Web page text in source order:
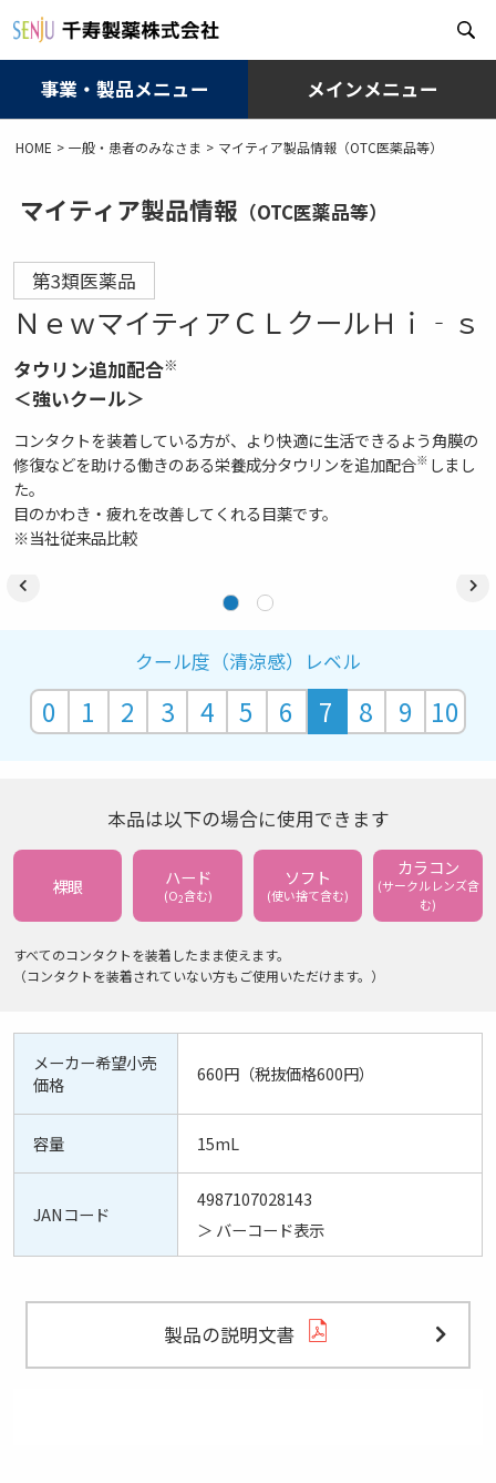
ン
ツ
動
事業・製品メニュー メインメニュー
HOME 一般・患者のみなさま マイティア製品情報（OTC医薬品等）
マイティア製品情報 （OTC医薬品等）
第3類医薬品
ＮｅｗマイティアＣＬクールＨｉ‐ｓ
タウリン追加配合※
＜強いクール＞
コンタクトを装着している方が、より快適に生活できるよう角膜の
修復などを助ける働きのある栄養成分タウリンを追加配合※ しまし
た。
目のかわき・疲れを改善してくれる目薬です。
※当社従来品比較
本品は以下の場合に使用できます
裸眼 ハード
(O2含む)
ソフト
(使い捨て含む)
カラコン
(サークルレンズ含
む)
すべてのコンタクトを装着したまま使えます。
（コンタクトを装着されていない方もご使用いただけます。）
メーカー希望小売
価格
660円（税抜価格600円）
容量 15mL
JANコード
4987107028143
＞ バーコード表示
製品の説明文書